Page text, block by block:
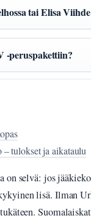
tai Elisa Viihde
-peruspakettiin?
tulokset ja aikataulu
on selvä: jos
lisä. Ilman